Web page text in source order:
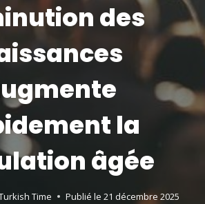
des
la
âgée
Time Publié le 21 décembre 2025